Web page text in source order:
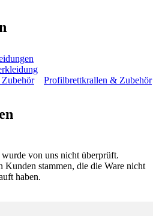
Profilbrettkrallen & Zubehör
von uns nicht überprüft.
Kunden stammen, die die Ware nicht
haben.